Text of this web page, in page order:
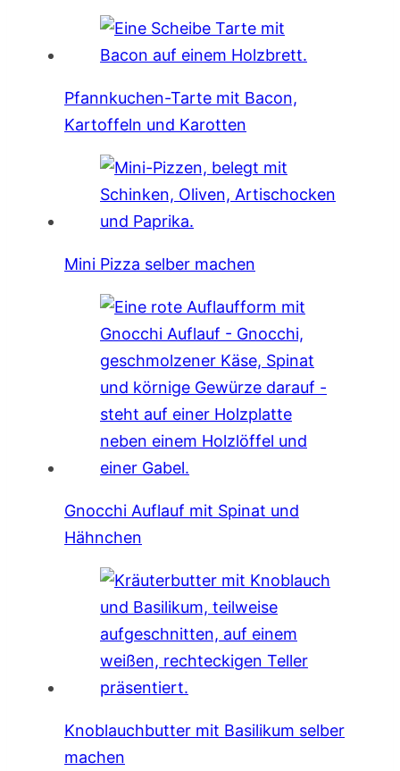
Pfannkuchen-Tarte mit Bacon,
Kartoffeln und Karotten
Mini Pizza selber machen
Gnocchi Auflauf mit Spinat und
Hähnchen
Knoblauchbutter mit Basilikum selber
machen